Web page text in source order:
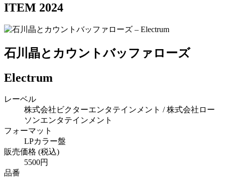
ITEM 2024
石川晶とカウントバッファローズ
Electrum
レーベル
株式会社ビクターエンタテインメント / 株式会社ロー
ソンエンタテインメント
フォーマット
LPカラー盤
販売価格 (税込)
5500円
品番